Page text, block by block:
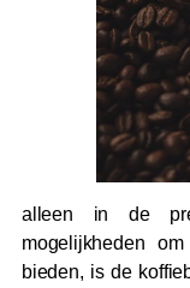
alleen in de
mogelijkheden
bieden, is de